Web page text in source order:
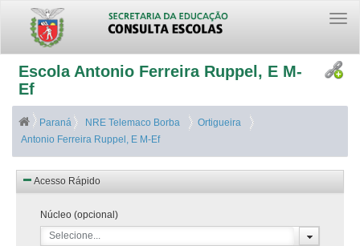
Escola Antonio Ferreira Ruppel, E M-
Ef
Paraná NRE Telemaco Borba
Ortigueira
Antonio Ferreira Ruppel, E M-Ef
Acesso Rápido
Núcleo (opcional)
Selecione...